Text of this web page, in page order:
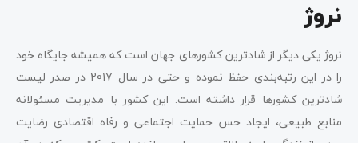
نروژ
نروژ یکی دیگر از شادترین کشورهای جهان است که همیشه جایگاه خود
را در این رتبه‌بندی حفظ نموده و حتی در سال 2017 در صدر لیست
شادترین کشورها قرار داشته است. این کشور با مدیریت مسئولانه
منابع طبیعی، ایجاد حس حمایت اجتماعی و رفاه اقتصادی رضایت